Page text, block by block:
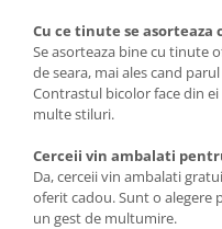
Cu ce tinute se asorteaza
Se asorteaza bine cu tinute
de seara, mai ales cand
Contrastul bicolor face din
multe stiluri.
Cerceii vin ambalati
Da, cerceii vin ambalati
oferit cadou. Sunt o alegere
un gest de multumire.